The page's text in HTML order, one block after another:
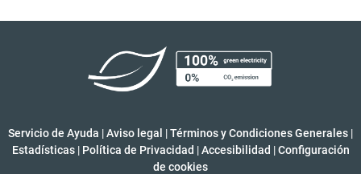
Servicio de Ayuda |Aviso legal |Términos y Condiciones Generales |
Estadísticas | Política de Privacidad | Accesibilidad | Configuración
de cookies